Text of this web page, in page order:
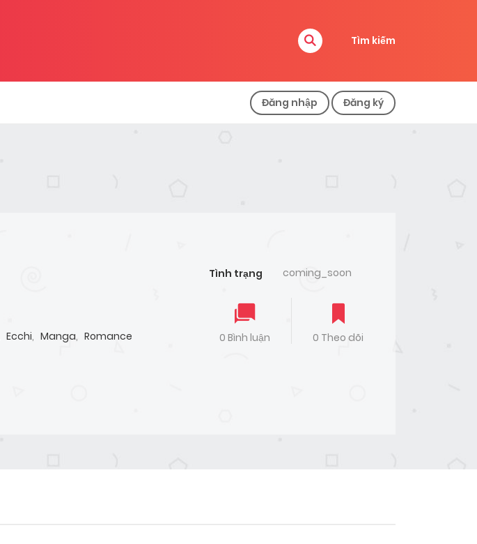
Tìm kiếm
Đăng nhập Đăng ký
Ecchi, Manga, Romance
Tình trạng coming_soon
0 Bình luận 0 Theo dõi